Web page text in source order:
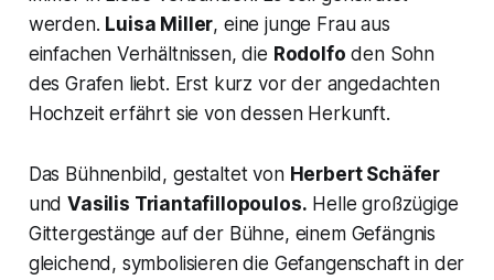
werden. Luisa Miller, eine junge Frau aus
einfachen Verhältnissen, die Rodolfo den Sohn
des Grafen liebt. Erst kurz vor der angedachten
Hochzeit erfährt sie von dessen Herkunft.
Das Bühnenbild, gestaltet von Herbert Schäfer
undVasilis Triantafillopoulos. Helle großzügige
Gittergestänge auf der Bühne, einem Gefängnis
gleichend, symbolisieren die Gefangenschaft in der